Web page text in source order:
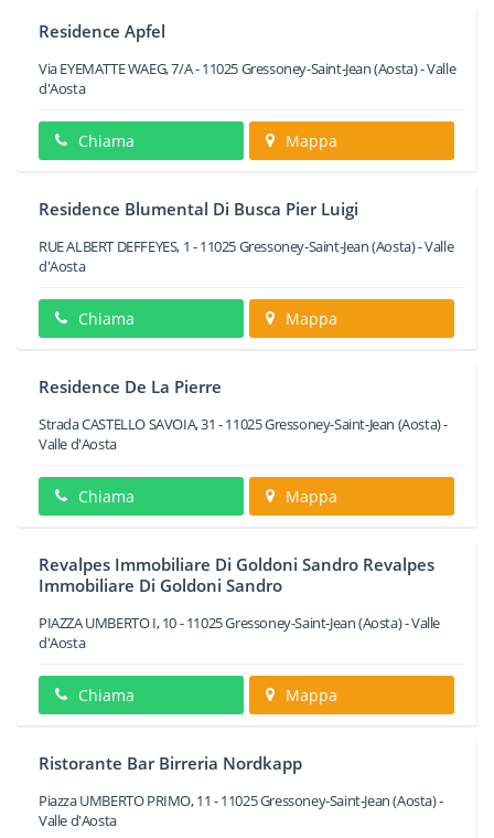
Residence Apfel
Via EYEMATTE WAEG, 7/A-11025Gressoney-Saint-Jean(Aosta) -Valle
d'Aosta
Chiama Mappa
Residence Blumental Di Busca Pier Luigi
RUE ALBERT DEFFEYES, 1 -11025Gressoney-Saint-Jean(Aosta) -Valle
d'Aosta
Chiama Mappa
Residence De La Pierre
Strada CASTELLO SAVOIA, 31 -11025Gressoney-Saint-Jean (Aosta) -
Valle d'Aosta
Chiama Mappa
Revalpes Immobiliare Di Goldoni Sandro Revalpes
Immobiliare Di Goldoni Sandro
PIAZZA UMBERTO I, 10-11025Gressoney-Saint-Jean(Aosta) -Valle
d'Aosta
Chiama Mappa
Ristorante Bar Birreria Nordkapp
Piazza UMBERTO PRIMO, 11 -11025Gressoney-Saint-Jean(Aosta) -
Valle d'Aosta